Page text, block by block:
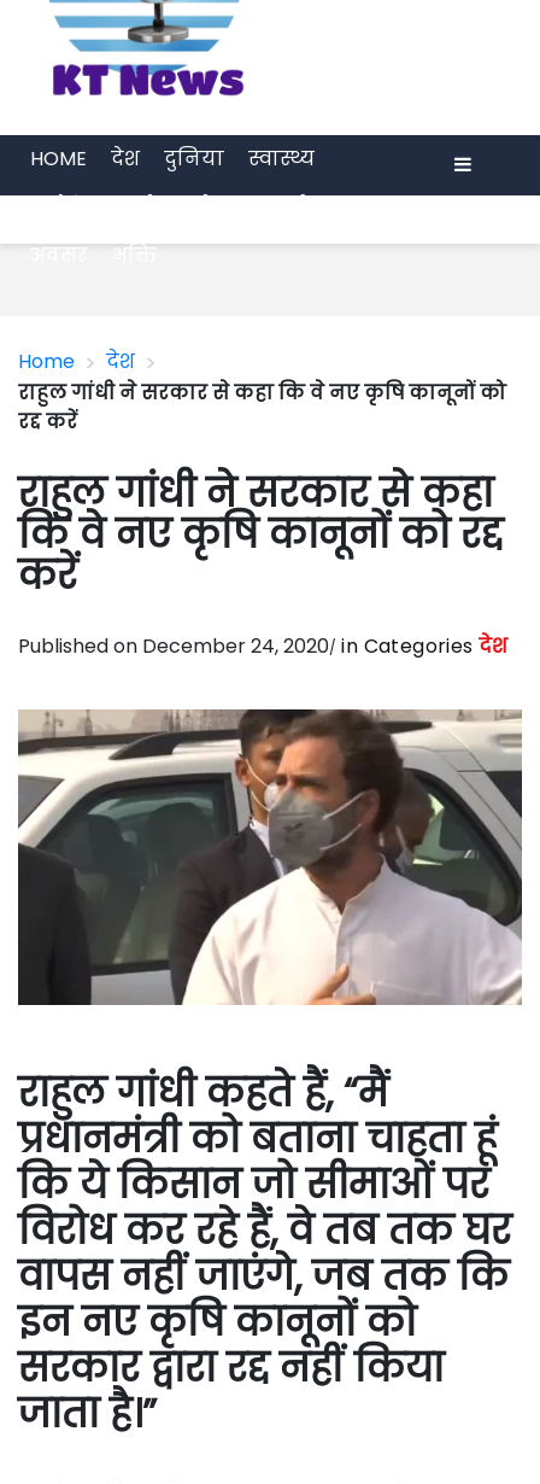
HOME देश दुनिया
स्वास्थ्य
अवसर
भक्ति
Home > देश >
राहुल गांधी ने सरकार से कहा कि वे नए कृषि कानूनों को
रद्द करें
राहुल गांधी ने सरकार से कहा
कि वे नए कृषि कानूनों को रद्द
करें
Published on December 24, 2020 in Categories देश
राहुल गांधी कहते हैं, “मैं
प्रधानमंत्री को बताना चाहता हूं
कि ये किसान जो सीमाओं पर
विरोध कर रहे हैं, वे तब तक घर
वापस नहीं जाएंगे, जब तक कि
इन नए कृषि कानूनों को
सरकार द्वारा रद्द नहीं किया
जाता है।”